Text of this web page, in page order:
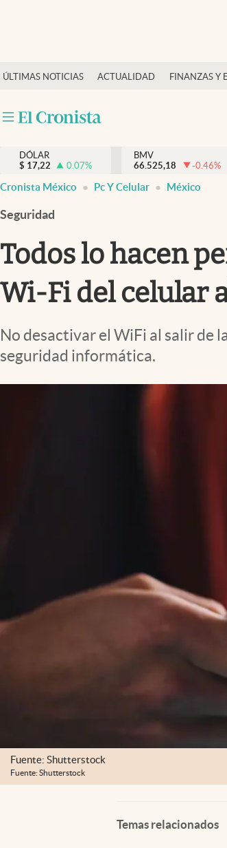
ÚLTIMAS NOTICIAS ACTUALIDAD FINANZAS Y
Actualidad
Internacionales
Opinión
Brand Strategy
Vida y estilo
Tv
Espiritualidad
DÓLAR
$ 17,22 0.07%
BMV
66.525,18
-0.46%
Cronista México Pc Y Celular México
Seguridad
Todos lo hacen
Wi-Fi del celular
No desactivar el WiFi al salir de
seguridad informática.
Fuente: Shutterstock
Fuente: Shutterstock
Temas relacionados